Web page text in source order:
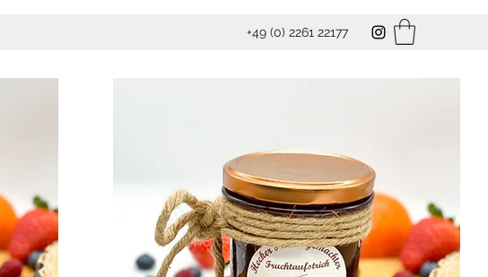
+49 (0) 2261 22177